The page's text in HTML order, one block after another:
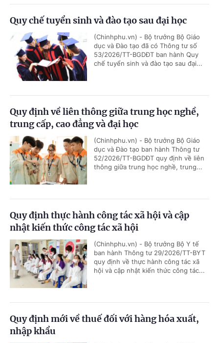
Quy chế tuyển sinh và đào tạo sau đại học
(Chinhphu.vn) - Bộ trưởng Bộ Giáo
dục và Đào tạo đã có Thông tư số
53/2026/TT-BGDĐT ban hành Quy
chế tuyển sinh và đào tạo sau đại...
Quy định về liên thông giữa trung học nghề,
trung cấp, cao đẳng và đại học
(Chinhphu.vn) - Bộ trưởng Bộ Giáo
dục và Đào tạo ban hành Thông tư
52/2026/TT-BGDĐT quy định về liên
thông giữa trung học nghề, trung...
Quy định thực hành công tác xã hội và cập
nhật kiến thức công tác xã hội
(Chinhphu.vn) - Bộ trưởng Bộ Y tế
ban hành Thông tư 29/2026/TT-BYT
quy định về thực hành công tác xã
hội và cập nhật kiến thức công tác...
Quy định mới về thuế đối với hàng hóa xuất,
nhập khẩu